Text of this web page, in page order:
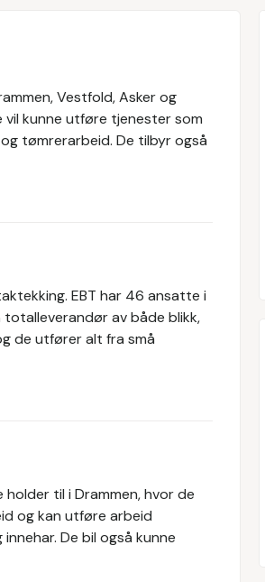
Vestfold, Asker og
vil kunne utføre tjenester som
tømrerarbeid. De tilbyr også
EBT har 46 ansatte i
av både blikk,
de utfører alt fra små
til i Drammen, hvor de
og kan utføre arbeid
De bil også kunne